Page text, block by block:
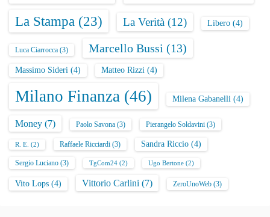
La Stampa (23) La Verità (12) Libero (4)
Luca Ciarrocca (3) Marcello Bussi (13)
Massimo Sideri (4) Matteo Rizzi (4)
Milano Finanza (46) Milena Gabanelli (4)
Money (7) Paolo Savona (3) Pierangelo Soldavini (3)
R. E. (2) Raffaele Ricciardi (3) Sandra Riccio (4)
Sergio Luciano (3) TgCom24 (2) Ugo Bertone (2)
Vito Lops (4) Vittorio Carlini (7) ZeroUnoWeb (3)